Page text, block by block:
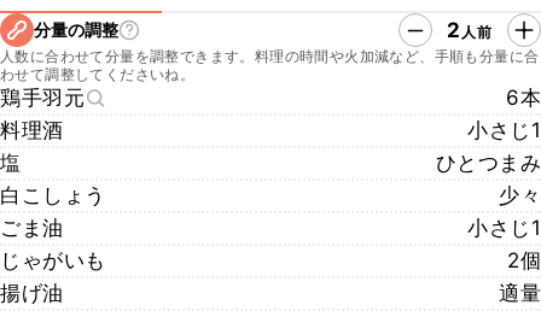
分量の調整 2 人前
人数に合わせて分量を調整できます。料理の時間や火加減など、手順も分量に合
わせて調整してくださいね。
鶏手羽元
6本
料理酒
小さじ1
塩
ひとつまみ
白こしょう
少々
ごま油
小さじ1
じゃがいも
2個
揚げ油
適量